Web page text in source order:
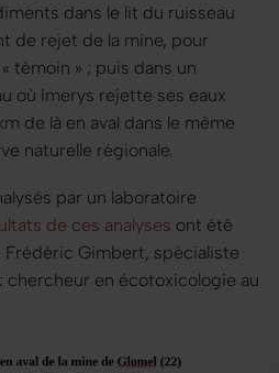
dans le lit du ruisseau
de rejet de la mine, pour
témoin » ; puis dans un
où Imerys rejette ses eaux
de là en aval dans le même
naturelle régionale.
par un laboratoire
de ces analyses ont été
Frédéric Gimbert, spécialiste
en écotoxicologie au